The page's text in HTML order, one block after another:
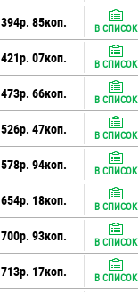
394р. 85коп. В СПИСОК
421р. 07коп. В СПИСОК
473р. 66коп. В СПИСОК
526р. 47коп. В СПИСОК
578р. 94коп. В СПИСОК
654р. 18коп. В СПИСОК
700р. 93коп. В СПИСОК
713р. 17коп. В СПИСОК